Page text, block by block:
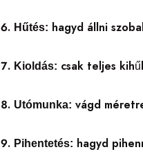
Hűtés: hagyd állni
Kioldás: csak teljes
Utómunka: vágd
Pihentetés: hagyd